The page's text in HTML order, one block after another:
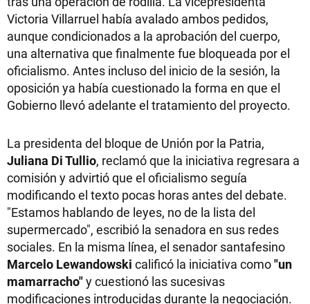
Victoria Villarruel había avalado ambos pedidos,
aunque condicionados a la aprobación del cuerpo,
una alternativa que finalmente fue bloqueada por el
oficialismo. Antes incluso del inicio de la sesión, la
oposición ya había cuestionado la forma en que el
Gobierno llevó adelante el tratamiento del proyecto.
La presidenta del bloque de Unión por la Patria,
Juliana Di Tullio, reclamó que la iniciativa regresara a
comisión y advirtió que el oficialismo seguía
modificando el texto pocas horas antes del debate.
"Estamos hablando de leyes, no de la lista del
supermercado", escribió la senadora en sus redes
sociales. En la misma línea, el senador santafesino
Marcelo Lewandowski calificó la iniciativa como"un
mamarracho"y cuestionó las sucesivas
modificaciones introducidas durante la negociación.